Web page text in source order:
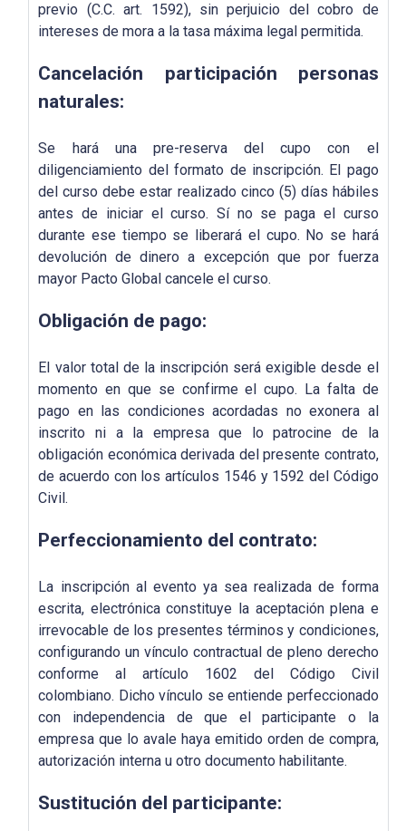
previo (C.C. art. 1592), sin perjuicio del cobro de
intereses de mora a la tasa máxima legal permitida.
Cancelación participación personas
naturales:
Se hará una pre-reserva del cupo con el
diligenciamiento del formato de inscripción. El pago
del curso debe estar realizado cinco (5) días hábiles
antes de iniciar el curso. Sí no se paga el curso
durante ese tiempo se liberará el cupo. No se hará
devolución de dinero a excepción que por fuerza
mayor Pacto Global cancele el curso.
Obligación de pago:
El valor total de la inscripción será exigible desde el
momento en que se confirme el cupo. La falta de
pago en las condiciones acordadas no exonera al
inscrito ni a la empresa que lo patrocine de la
obligación económica derivada del presente contrato,
de acuerdo con los artículos 1546 y 1592 del Código
Civil.
Perfeccionamiento del contrato:
La inscripción al evento ya sea realizada de forma
escrita, electrónica constituye la aceptación plena e
irrevocable de los presentes términos y condiciones,
configurando un vínculo contractual de pleno derecho
conforme al artículo 1602 del Código Civil
colombiano. Dicho vínculo se entiende perfeccionado
con independencia de que el participante o la
empresa que lo avale haya emitido orden de compra,
autorización interna u otro documento habilitante.
Sustitución del participante: